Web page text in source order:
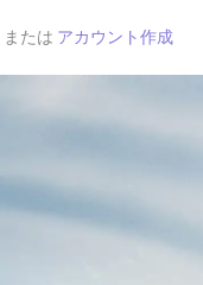
または アカウント作成